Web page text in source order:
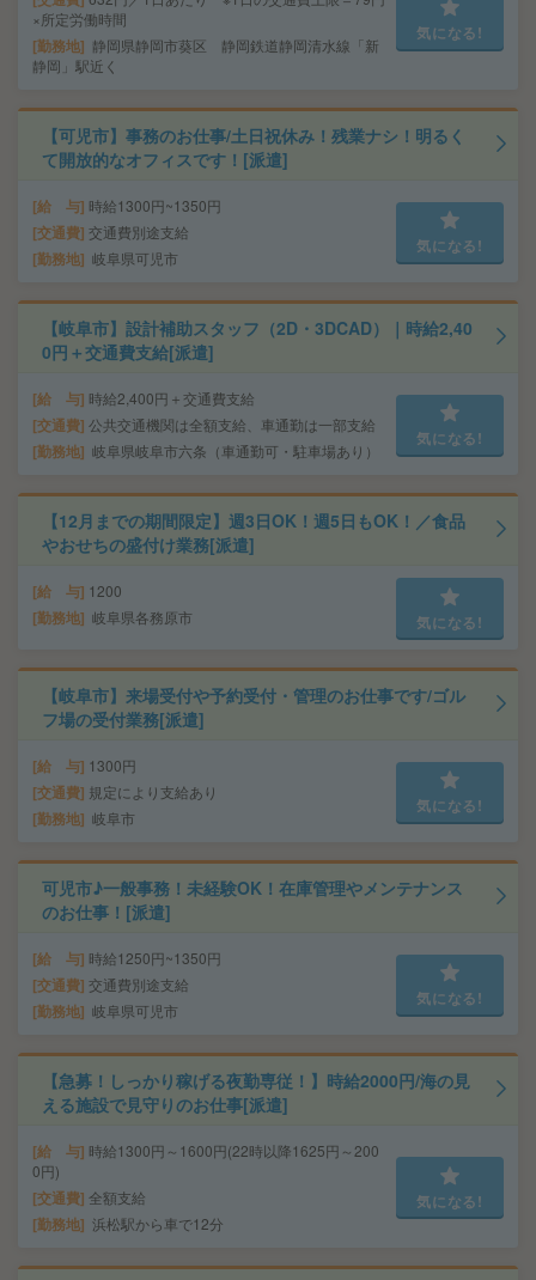
×所定労働時間
勤務地
静岡県静岡市葵区 静岡鉄道静岡清水線「新
静岡」駅近く
気になる!
【可児市】事務のお仕事/土日祝休み！残業ナシ！明るく
て開放的なオフィスです！[派遣]
給 与 時給1300円~1350円
交通費 交通費別途支給
勤務地 岐阜県可児市
気になる!
【岐阜市】設計補助スタッフ（2D・3DCAD）｜時給2,40
0円＋交通費支給[派遣]
給 与 時給2,400円＋交通費支給
交通費 公共交通機関は全額支給、車通勤は一部支給
勤務地 岐阜県岐阜市六条（車通勤可・駐車場あり）
気になる!
【12月までの期間限定】週3日OK！週5日もOK！／食品
やおせちの盛付け業務[派遣]
給 与 1200
勤務地 岐阜県各務原市 気になる!
【岐阜市】来場受付や予約受付・管理のお仕事です/ゴル
フ場の受付業務[派遣]
給 与 1300円
交通費 規定により支給あり
勤務地 岐阜市
気になる!
可児市♪一般事務！未経験OK！在庫管理やメンテナンス
のお仕事！[派遣]
給 与 時給1250円~1350円
交通費 交通費別途支給
勤務地 岐阜県可児市
気になる!
【急募！しっかり稼げる夜勤専従！】時給2000円/海の見
える施設で見守りのお仕事[派遣]
給 与 時給1300円～1600円(22時以降1625円～200
0円)
交通費 全額支給
勤務地 浜松駅から車で12分
気になる!